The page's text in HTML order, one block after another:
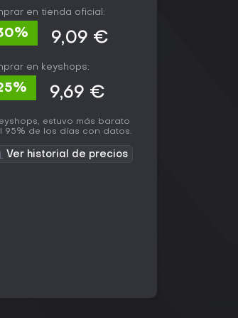
en tienda oficial:
9,09 €
en keyshops:
9,69 €
estuvo más barato
95% de los días con datos.
Ver historial de precios